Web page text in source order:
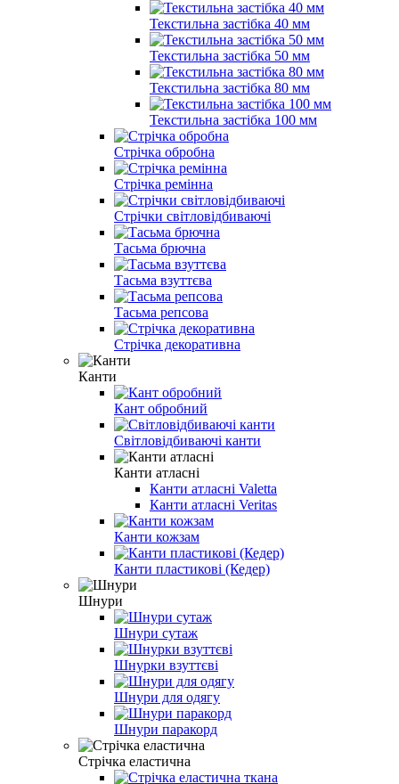
Текстильна застібка 40 мм
Текстильна застібка 50 мм
Текстильна застібка 80 мм
Текстильна застібка 100 мм
Стрічка обробна
Стрічка ремінна
Стрічки світловідбиваючі
Тасьма брючна
Тасьма взуттєва
Тасьма репсова
Стрічка декоративна
Канти
Кант обробний
Світловідбиваючі канти
Канти атласні
Канти атласні Valetta
Канти атласні Veritas
Канти кожзам
Канти пластикові (Кедер)
Шнури
Шнури сутаж
Шнурки взуттєві
Шнури для одягу
Шнури паракорд
Стрічка еластична